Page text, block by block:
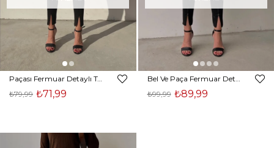
Paçası Fermuar Detaylı Toparlayıcı Kadın Siyah Tayt 22K000212
₺71,99
₺79,99
Bel Ve Paça Fermuar Detaylı Fitilli Kadın Siyah Tayt 22K000218
₺89,99
₺99,99